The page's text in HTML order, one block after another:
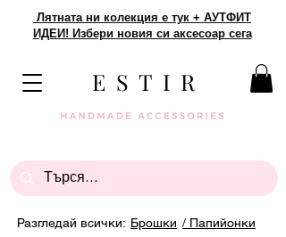
Лятната ни колекция е тук + АУТФИТ
ИДЕИ! Избери новия си аксесоар сега
E S T I R
Разгледай всички: Брошки / Папийонки